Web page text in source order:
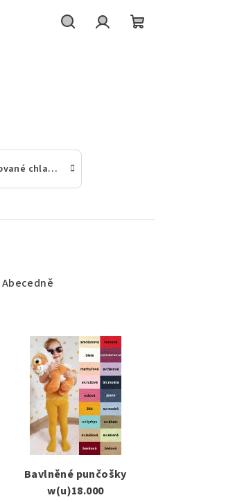
Vzorované chlapecké punčochové kalhoty
Abecedně
Bavlněné punčošky
w(u)18.000